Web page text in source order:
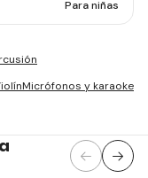
Para niñas
Micrófonos y karaoke